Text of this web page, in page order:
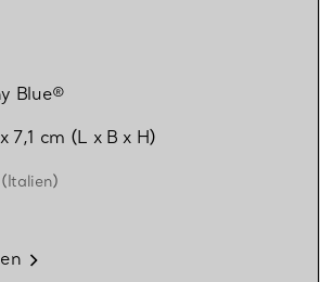
Blue®
7,1 cm (L x B x H)
(Italien)